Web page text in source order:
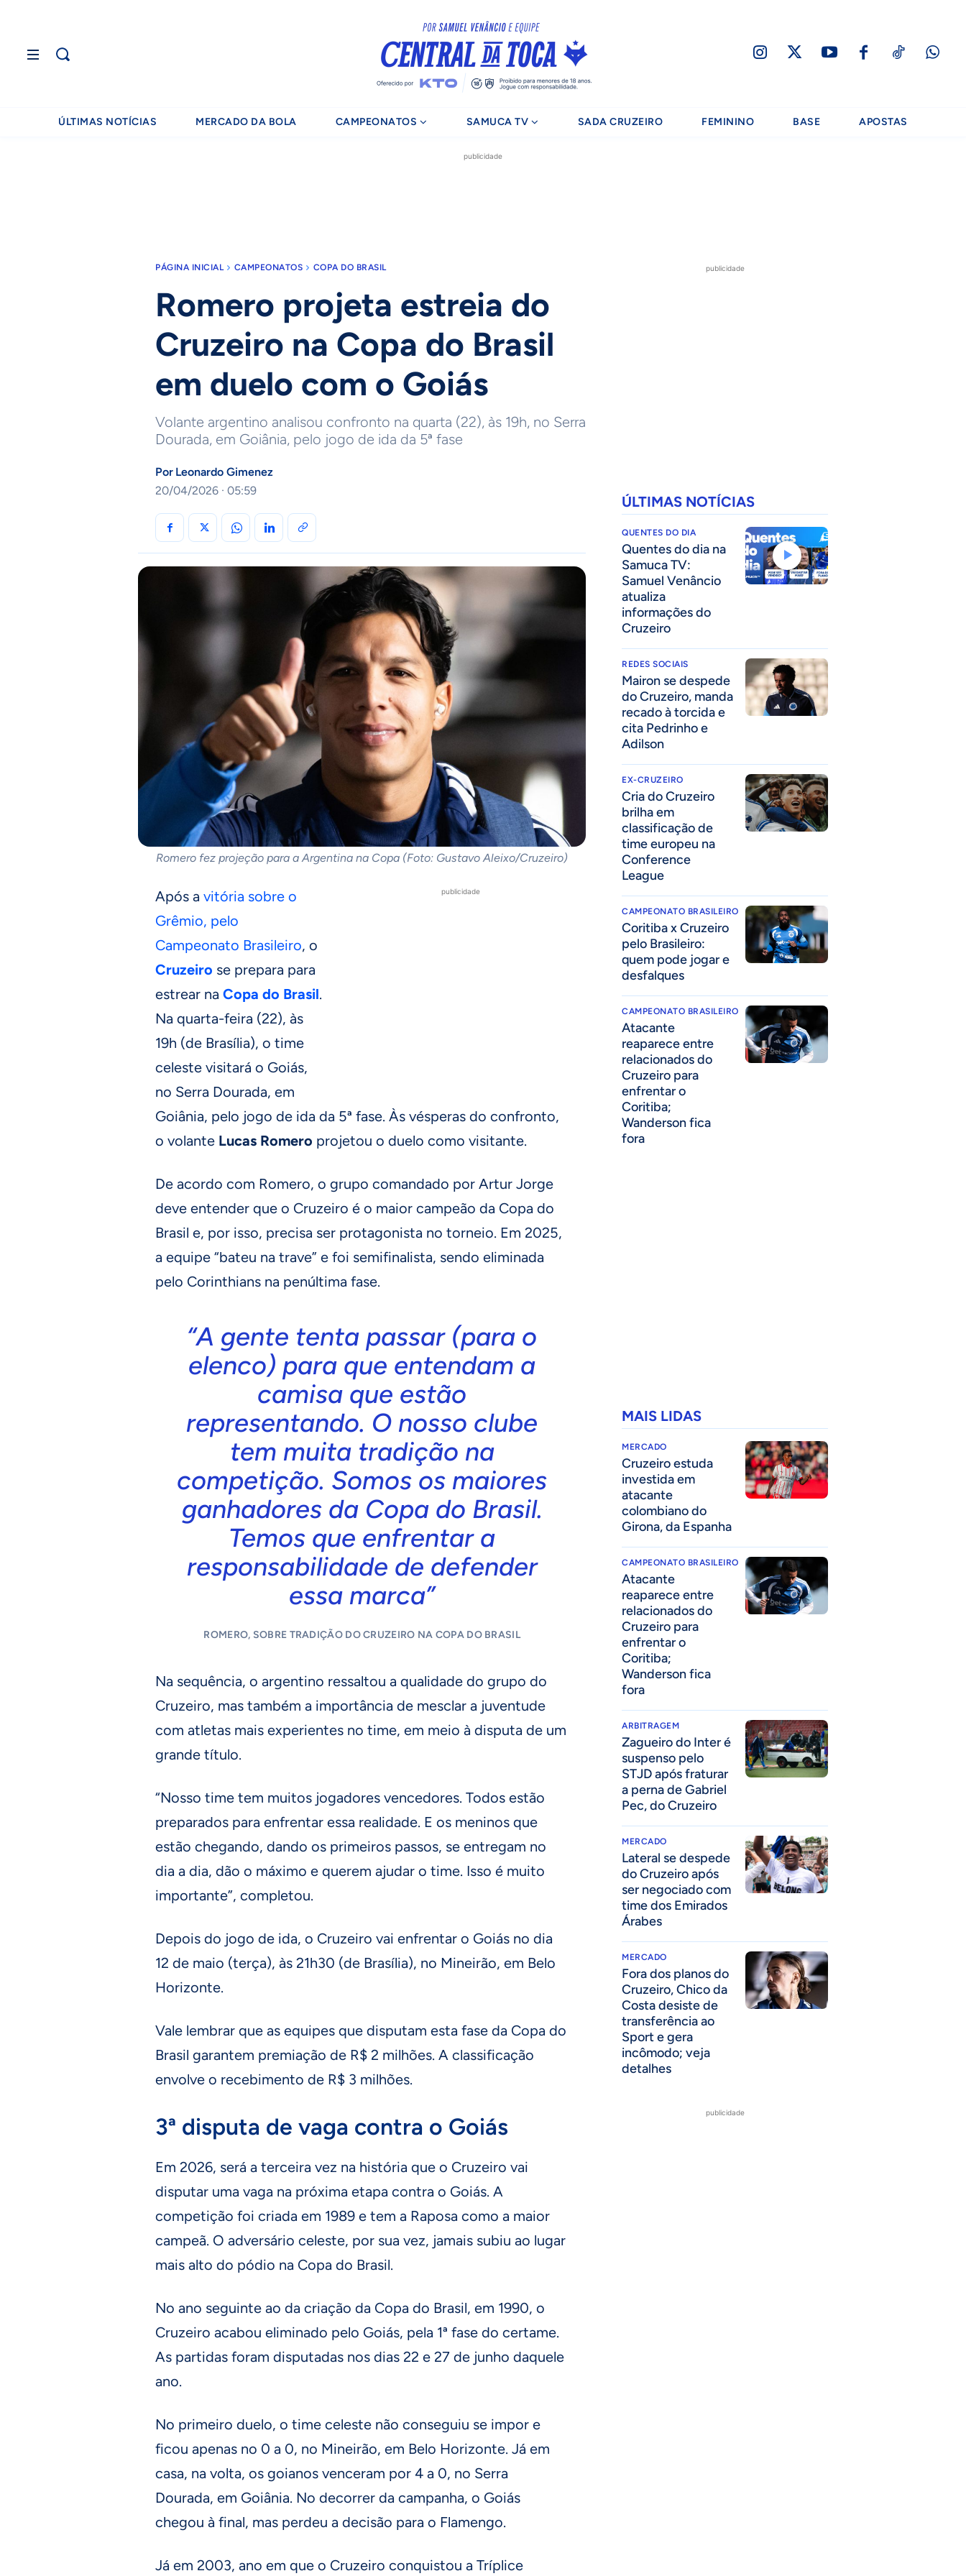
ÚLTIMAS NOTÍCIAS MERCADO DA BOLA CAMPEONATOS SAMUCA TV SADA CRUZEIRO FEMININO BASE APOSTAS
publicidade
PÁGINA INICIAL CAMPEONATOS COPA DO BRASIL
Romero projeta estreia do
Cruzeiro na Copa do Brasil
em duelo com o Goiás
Volante argentino analisou confronto na quarta (22), às 19h, no Serra
Dourada, em Goiânia, pelo jogo de ida da 5ª fase
Por Leonardo Gimenez
20/04/2026 · 05:59
Romero fez projeção para a Argentina na Copa (Foto: Gustavo Aleixo/Cruzeiro)
publicidade
Após a vitória sobre o
Grêmio, pelo
Campeonato Brasileiro, o
Cruzeiro se prepara para
estrear na Copa do Brasil.
Na quarta-feira (22), às
19h (de Brasília), o time
celeste visitará o Goiás,
no Serra Dourada, em
Goiânia, pelo jogo de ida da 5ª fase. Às vésperas do confronto,
o volante Lucas Romero projetou o duelo como visitante.
De acordo com Romero, o grupo comandado por Artur Jorge
deve entender que o Cruzeiro é o maior campeão da Copa do
Brasil e, por isso, precisa ser protagonista no torneio. Em 2025,
a equipe “bateu na trave” e foi semifinalista, sendo eliminada
pelo Corinthians na penúltima fase.
“A gente tenta passar (para o
elenco) para que entendam a
camisa que estão
representando. O nosso clube
tem muita tradição na
competição. Somos os maiores
ganhadores da Copa do Brasil.
Temos que enfrentar a
responsabilidade de defender
essa marca”
ROMERO, SOBRE TRADIÇÃO DO CRUZEIRO NA COPA DO BRASIL
Na sequência, o argentino ressaltou a qualidade do grupo do
Cruzeiro, mas também a importância de mesclar a juventude
com atletas mais experientes no time, em meio à disputa de um
grande título.
“Nosso time tem muitos jogadores vencedores. Todos estão
preparados para enfrentar essa realidade. E os meninos que
estão chegando, dando os primeiros passos, se entregam no
dia a dia, dão o máximo e querem ajudar o time. Isso é muito
importante”, completou.
Depois do jogo de ida, o Cruzeiro vai enfrentar o Goiás no dia
12 de maio (terça), às 21h30 (de Brasília), no Mineirão, em Belo
Horizonte.
Vale lembrar que as equipes que disputam esta fase da Copa do
Brasil garantem premiação de R$ 2 milhões. A classificação
envolve o recebimento de R$ 3 milhões.
3ª disputa de vaga contra o Goiás
Em 2026, será a terceira vez na história que o Cruzeiro vai
disputar uma vaga na próxima etapa contra o Goiás. A
competição foi criada em 1989 e tem a Raposa como a maior
campeã. O adversário celeste, por sua vez, jamais subiu ao lugar
mais alto do pódio na Copa do Brasil.
No ano seguinte ao da criação da Copa do Brasil, em 1990, o
Cruzeiro acabou eliminado pelo Goiás, pela 1ª fase do certame.
As partidas foram disputadas nos dias 22 e 27 de junho daquele
ano.
No primeiro duelo, o time celeste não conseguiu se impor e
ficou apenas no 0 a 0, no Mineirão, em Belo Horizonte. Já em
casa, na volta, os goianos venceram por 4 a 0, no Serra
Dourada, em Goiânia. No decorrer da campanha, o Goiás
chegou à final, mas perdeu a decisão para o Flamengo.
Já em 2003, ano em que o Cruzeiro conquistou a Tríplice
publicidade
ÚLTIMAS NOTÍCIAS
QUENTES DO DIA
Quentes do dia na
Samuca TV:
Samuel Venâncio
atualiza
informações do
Cruzeiro
REDES SOCIAIS
Mairon se despede
do Cruzeiro, manda
recado à torcida e
cita Pedrinho e
Adilson
EX-CRUZEIRO
Cria do Cruzeiro
brilha em
classificação de
time europeu na
Conference
League
CAMPEONATO BRASILEIRO
Coritiba x Cruzeiro
pelo Brasileiro:
quem pode jogar e
desfalques
CAMPEONATO BRASILEIRO
Atacante
reaparece entre
relacionados do
Cruzeiro para
enfrentar o
Coritiba;
Wanderson fica
fora
MAIS LIDAS
MERCADO
Cruzeiro estuda
investida em
atacante
colombiano do
Girona, da Espanha
CAMPEONATO BRASILEIRO
Atacante
reaparece entre
relacionados do
Cruzeiro para
enfrentar o
Coritiba;
Wanderson fica
fora
ARBITRAGEM
Zagueiro do Inter é
suspenso pelo
STJD após fraturar
a perna de Gabriel
Pec, do Cruzeiro
MERCADO
Lateral se despede
do Cruzeiro após
ser negociado com
time dos Emirados
Árabes
MERCADO
Fora dos planos do
Cruzeiro, Chico da
Costa desiste de
transferência ao
Sport e gera
incômodo; veja
detalhes
publicidade